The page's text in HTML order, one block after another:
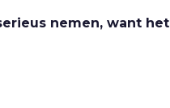
nemen, want het